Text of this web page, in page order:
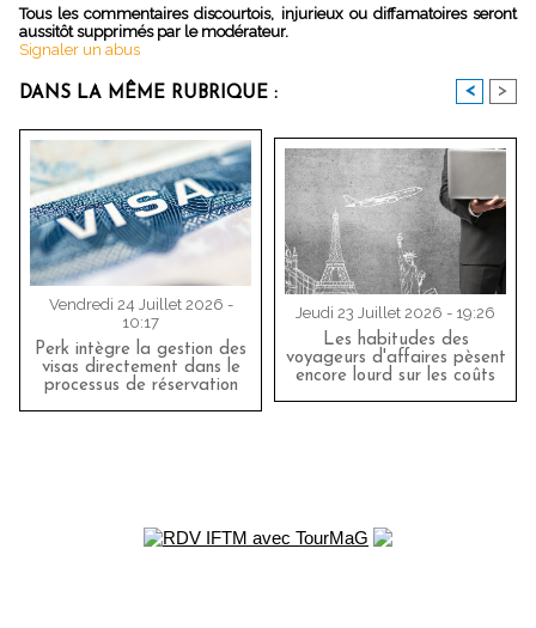
Tous les commentaires discourtois, injurieux ou diffamatoires seront
aussitôt supprimés par le modérateur.
Signaler un abus
DANS LA MÊME RUBRIQUE : < >
Vendredi 24 Juillet 2026 -
10:17
Perk intègre la gestion des
visas directement dans le
processus de réservation
Jeudi 23 Juillet 2026 - 19:26
Les habitudes des
voyageurs d'affaires pèsent
encore lourd sur les coûts